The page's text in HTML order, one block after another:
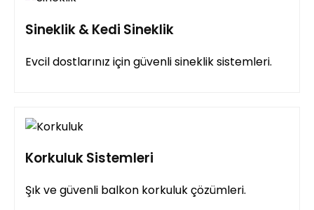
Sineklik & Kedi Sineklik
Evcil dostlarınız için güvenli sineklik sistemleri.
Korkuluk Sistemleri
Şık ve güvenli balkon korkuluk çözümleri.